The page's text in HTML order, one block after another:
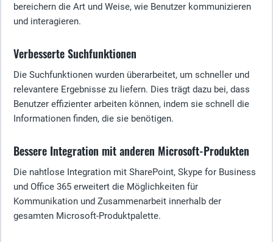
bereichern die Art und Weise, wie Benutzer kommunizieren
und interagieren.
Verbesserte Suchfunktionen
Die Suchfunktionen wurden überarbeitet, um schneller und
relevantere Ergebnisse zu liefern. Dies trägt dazu bei, dass
Benutzer effizienter arbeiten können, indem sie schnell die
Informationen finden, die sie benötigen.
Bessere Integration mit anderen Microsoft-Produkten
Die nahtlose Integration mit SharePoint, Skype for Business
und Office 365 erweitert die Möglichkeiten für
Kommunikation und Zusammenarbeit innerhalb der
gesamten Microsoft-Produktpalette.